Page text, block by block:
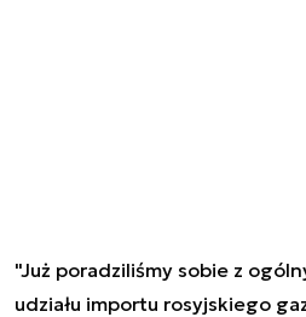
"Już poradziliśmy sobie z
udziału importu rosyjskiego